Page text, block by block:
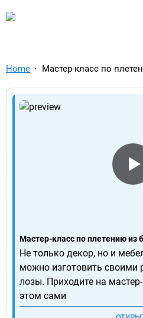
Home Мастер-класс по
Мастер-класс по плетению из
Не только декор, но и
можно изготовить своими
лозы. Приходите на
этом сами